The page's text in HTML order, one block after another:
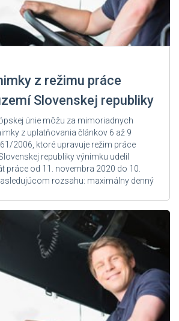
z režimu práce
Slovenskej republiky
únie môžu za mimoriadnych
z uplatňovania článkov 6 až 9
2006, ktoré upravuje režim práce
republiky výnimku udelil
práce od 11. novembra 2020 do 10.
rozsahu: maximálny denný